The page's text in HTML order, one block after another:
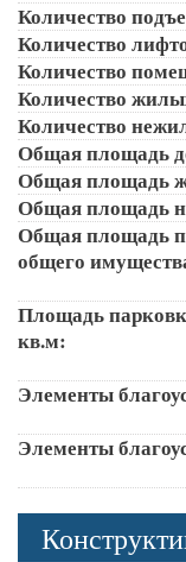
Количество
Количество
Количество
Количество
Количество
Общая площадь
Общая площадь
Общая площадь
Общая площадь
общего
Площадь
кв.м:
Элементы
Элементы